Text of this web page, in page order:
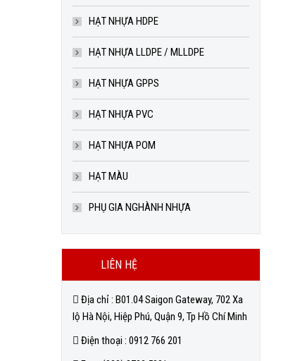
HẠT NHỰA HDPE
HẠT NHỰA LLDPE / MLLDPE
HẠT NHỰA GPPS
HẠT NHỰA PVC
HẠT NHỰA POM
HẠT MÀU
PHỤ GIA NGHÀNH NHỰA
LIÊN HỆ
Địa chỉ : B01.04 Saigon Gateway, 702 Xa
lộ Hà Nội, Hiệp Phú, Quận 9, Tp Hồ Chí Minh
Điện thoại : 0912 766 201